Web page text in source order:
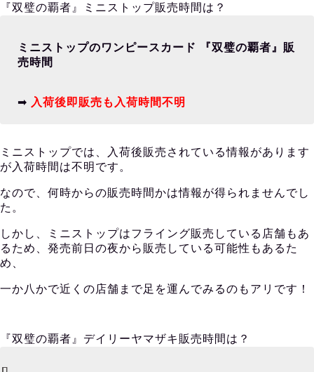
『双璧の覇者』ミニストップ販売時間は？
ミニストップのワンピースカード 『双璧の覇者』販
売時間
➡︎ 入荷後即販売も入荷時間不明
ミニストップでは、入荷後販売されている情報があります
が入荷時間は不明です。
なので、何時からの販売時間かは情報が得られませんでし
た。
しかし、ミニストップはフライング販売している店舗もあ
るため、発売前日の夜から販売している可能性もあるた
め、
一か八かで近くの店舗まで足を運んでみるのもアリです！
『双璧の覇者』デイリーヤマザキ販売時間は？